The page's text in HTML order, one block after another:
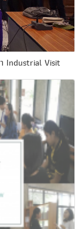
Industrial Visit